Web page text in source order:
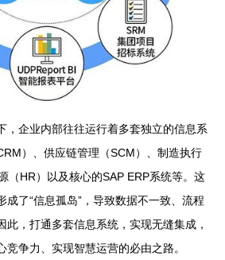
，企业内部往往运行着多套独立的信息系
）、供应链管理（SCM）、制造执行
（HR）以及核心的SAP ERP系统等。这
成了“信息孤岛”，导致数据不一致、流程
此，打通多套信息系统，实现无缝集成，
竞争力、实现智慧运营的必由之路。